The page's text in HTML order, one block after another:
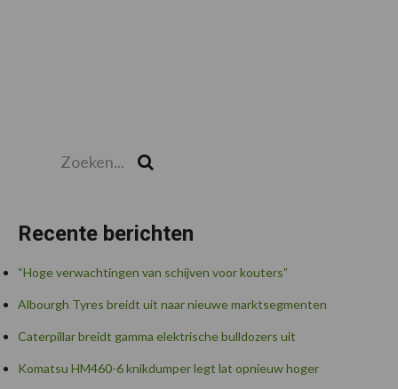
Recente berichten
“Hoge verwachtingen van schijven voor kouters”
Albourgh Tyres breidt uit naar nieuwe marktsegmenten
Caterpillar breidt gamma elektrische bulldozers uit
Komatsu HM460-6 knikdumper legt lat opnieuw hoger